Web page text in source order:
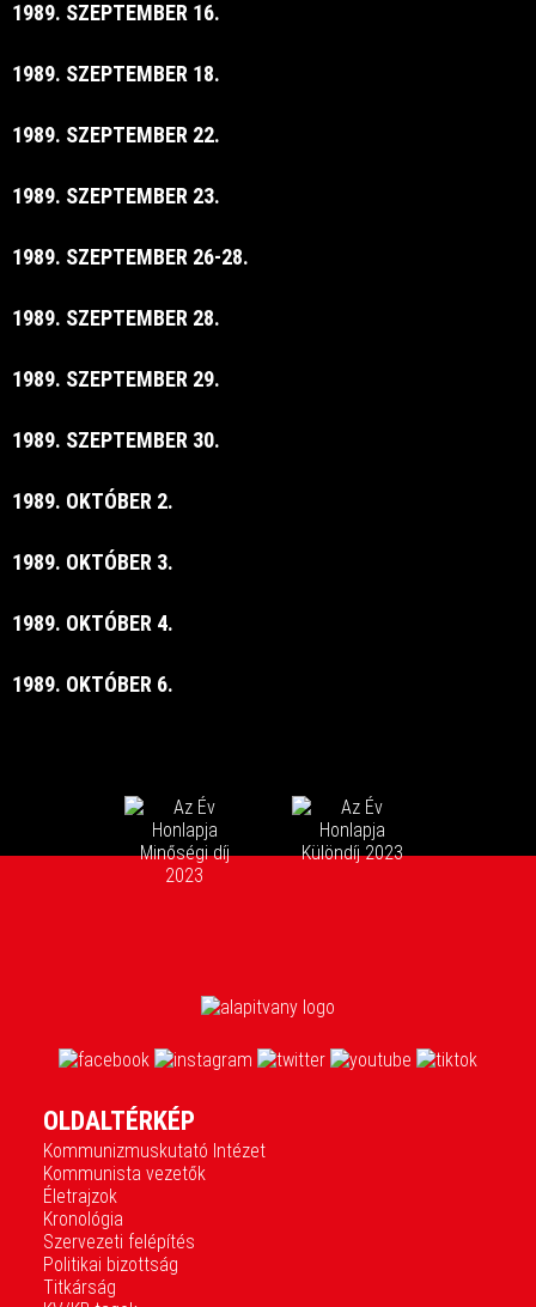
1989. SZEPTEMBER 16.
1989. SZEPTEMBER 18.
1989. SZEPTEMBER 22.
1989. SZEPTEMBER 23.
1989. SZEPTEMBER 26-28.
1989. SZEPTEMBER 28.
1989. SZEPTEMBER 29.
1989. SZEPTEMBER 30.
1989. OKTÓBER 2.
1989. OKTÓBER 3.
1989. OKTÓBER 4.
1989. OKTÓBER 6.
OLDALTÉRKÉP
Kommunizmuskutató Intézet
Kommunista vezetők
Életrajzok
Kronológia
Szervezeti felépítés
Politikai bizottság
Titkárság